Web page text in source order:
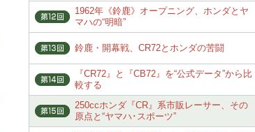
1962年《鈴鹿》オープニング、ホンダとヤ
マハの“明暗”
鈴鹿・開幕戦、CR72とホンダの苦闘
『CR72』と『CB72』を“公式データ”から比
較する
250ccホンダ『CR』系市販レーサー、その
原点と“ヤマハ･スポーツ”